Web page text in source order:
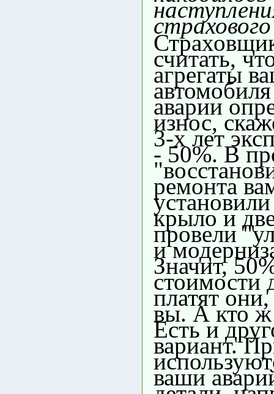
считать,
агрегаты
аварии
износ,
3-х лет
- 50%. В
ремонта
крыло и
провели
и
Значит,
стоимости
платят
вы. А кто
Есть и
вариант.
ваши